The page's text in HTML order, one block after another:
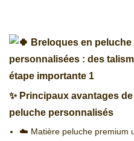
✨ Principaux avantages
peluche personnalisés
☁️ Matière peluche premium